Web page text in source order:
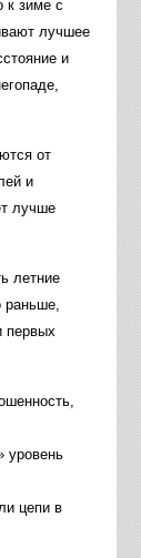
к зиме с
лучшее
и
от
и
лучше
летние
раньше,
первых
уровень
цепи в